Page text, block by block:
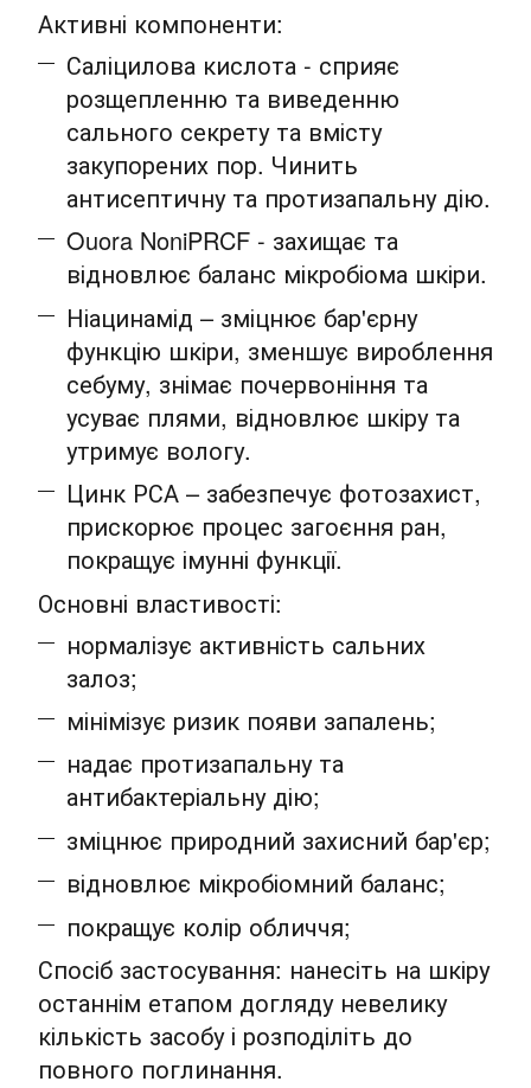
Активні компоненти:
Саліцилова кислота - сприяє
розщепленню та виведенню
сального секрету та вмісту
закупорених пор. Чинить
антисептичну та протизапальну дію.
Ouora NoniPRCF - захищає та
відновлює баланс мікробіома шкіри.
Ніацинамід – зміцнює бар'єрну
функцію шкіри, зменшує вироблення
себуму, знімає почервоніння та
усуває плями, відновлює шкіру та
утримує вологу.
Цинк РСА – забезпечує фотозахист,
прискорює процес загоєння ран,
покращує імунні функції.
Основні властивості:
нормалізує активність сальних
залоз;
мінімізує ризик появи запалень;
надає протизапальну та
антибактеріальну дію;
зміцнює природний захисний бар'єр;
відновлює мікробіомний баланс;
покращує колір обличчя;
Спосіб застосування: нанесіть на шкіру
останнім етапом догляду невелику
кількість засобу і розподіліть до
повного поглинання.